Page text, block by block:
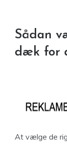
Sådan
dæk for
At vælge de